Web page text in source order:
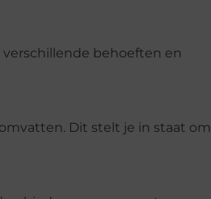
behoeften en
Dit stelt je in staat om